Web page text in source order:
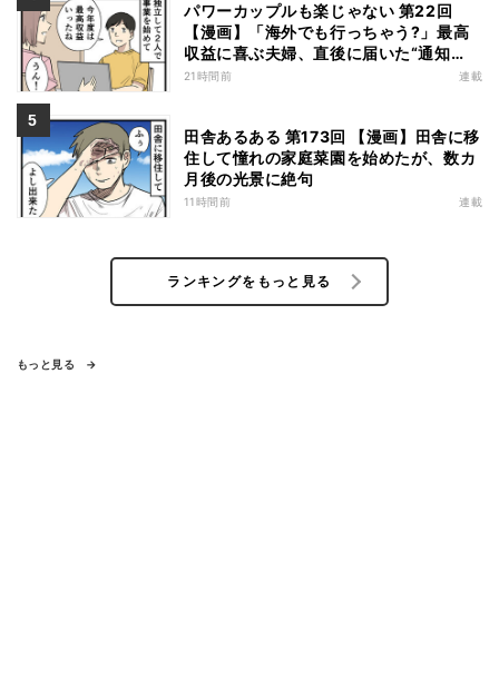
パワーカップルも楽じゃない 第22回
【漫画】「海外でも行っちゃう?」最高
収益に喜ぶ夫婦、直後に届いた“通知
書”で現実に戻された
21時間前 連載
田舎あるある 第173回 【漫画】田舎に移
住して憧れの家庭菜園を始めたが、数カ
月後の光景に絶句
11時間前 連載
ランキングをもっと見る
もっと見る